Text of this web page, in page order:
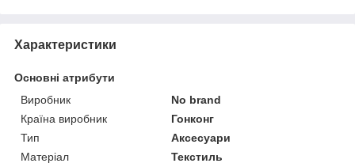
Характеристики
Основні атрибути
Виробник
No brand
Країна виробник
Гонконг
Тип
Аксесуари
Матеріал
Текстиль